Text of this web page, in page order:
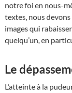
notre foi en nous-
textes, nous
images qui
quelqu’un, en
Le
L’atteinte à la